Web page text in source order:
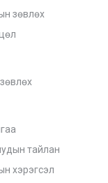
зөвлөх
тайлан
хэрэгсэл